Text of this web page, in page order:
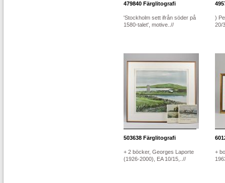
479840 Färglitografi
'Stockholm sett ifrån söder på
1580-talet', motive..//
)
20/
503638 Färglitografi
+ 2 böcker, Georges Laporte
(1926-2000), EA 10/15,..//
+